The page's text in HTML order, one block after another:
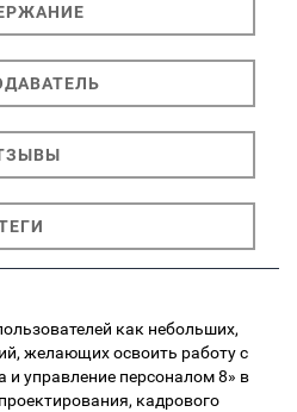
как небольших,
желающих освоить работу с
и управление персоналом 8» в
кадрового